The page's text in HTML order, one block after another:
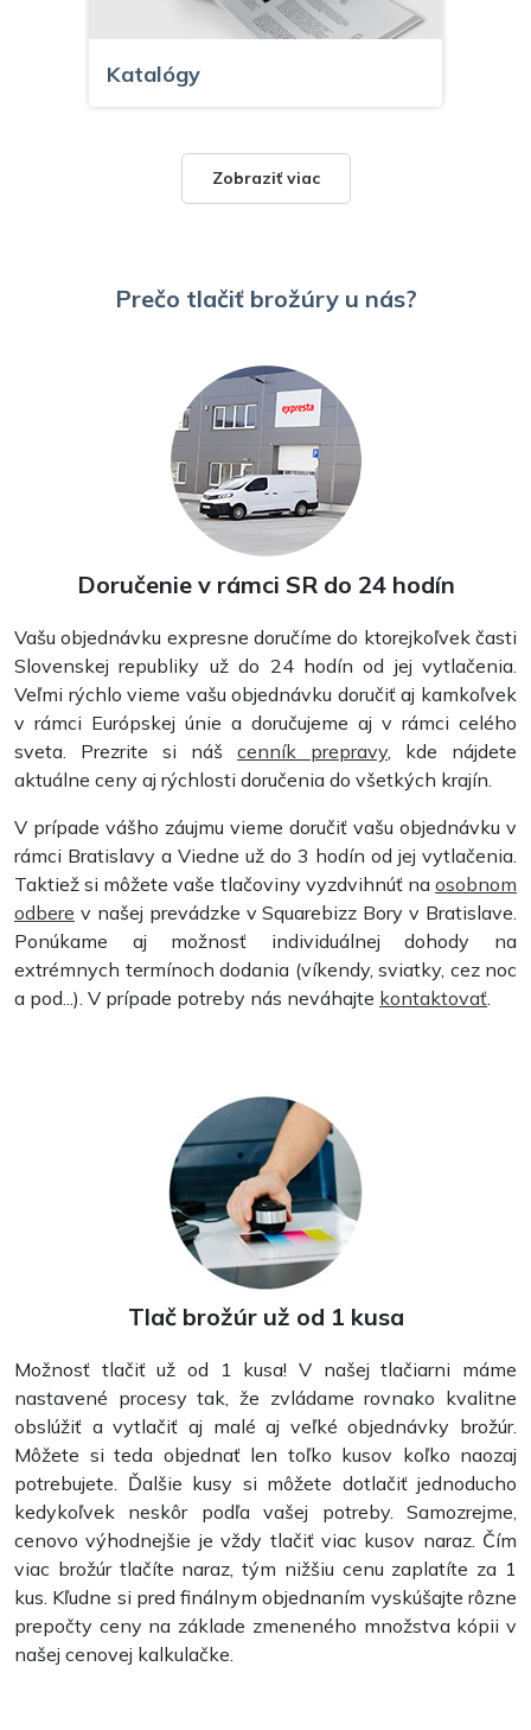
Katalógy
Skladané letáky
Letáky
Dokumenty
Poznámkové bloky
Zobraziť viac
Prečo tlačiť brožúry u nás?
Doručenie v rámci SR do 24 hodín
Vašu objednávku expresne doručíme do ktorejkoľvek časti
Slovenskej republiky už do 24 hodín od jej vytlačenia.
Veľmi rýchlo vieme vašu objednávku doručiť aj kamkoľvek
v rámci Európskej únie a doručujeme aj v rámci celého
sveta. Prezrite si náš cenník prepravy , kde nájdete
aktuálne ceny aj rýchlosti doručenia do všetkých krajín.
V prípade vášho záujmu vieme doručiť vašu objednávku v
rámci Bratislavy a Viedne už do 3 hodín od jej vytlačenia.
Taktiež si môžete vaše tlačoviny vyzdvihnúť na osobnom
odbere v našej prevádzke v Squarebizz Bory v Bratislave.
Ponúkame aj možnosť individuálnej dohody na
extrémnych termínoch dodania (víkendy, sviatky, cez noc
a pod...). V prípade potreby nás neváhajte kontaktovať
Tlač brožúr už od 1 kusa
Možnosť tlačiť už od 1 kusa! V našej tlačiarni máme
nastavené procesy tak, že zvládame rovnako kvalitne
obslúžiť a vytlačiť aj malé aj veľké objednávky brožúr.
Môžete si teda objednať len toľko kusov koľko naozaj
potrebujete. Ďalšie kusy si môžete dotlačiť jednoducho
kedykoľvek neskôr podľa vašej potreby. Samozrejme,
cenovo výhodnejšie je vždy tlačiť viac kusov naraz. Čím
viac brožúr tlačíte naraz, tým nižšiu cenu zaplatíte za 1
kus. Kľudne si pred finálnym objednaním vyskúšajte rôzne
prepočty ceny na základe zmeneného množstva kópii v
našej cenovej kalkulačke.